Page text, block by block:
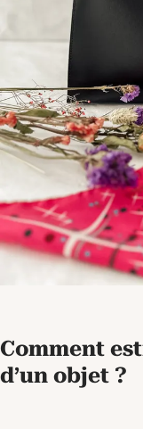
Comment
d’un objet ?